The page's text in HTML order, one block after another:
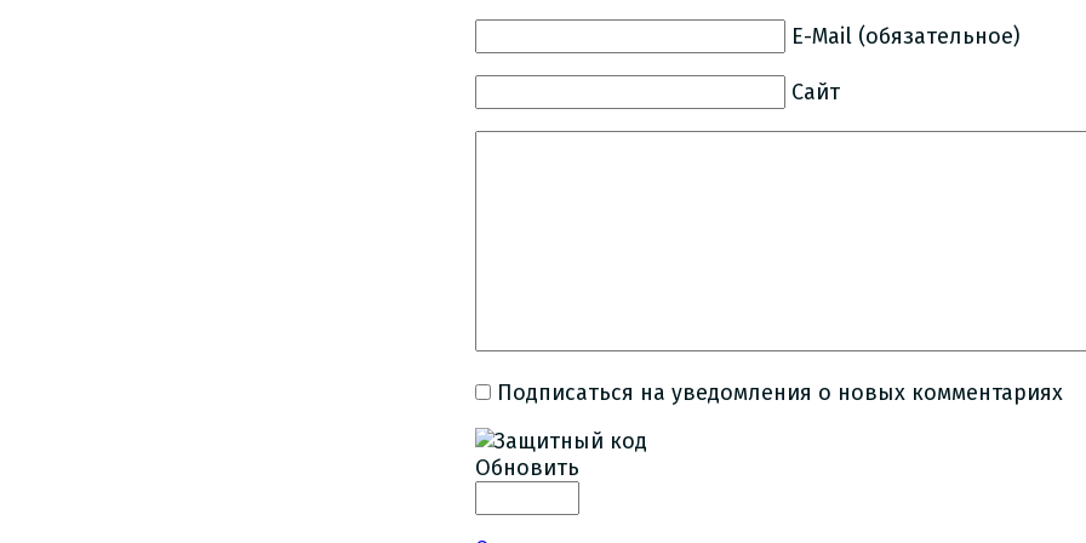
E-Mail (обязательное)
Сайт
Подписаться на уведомления о новых комментариях
Обновить